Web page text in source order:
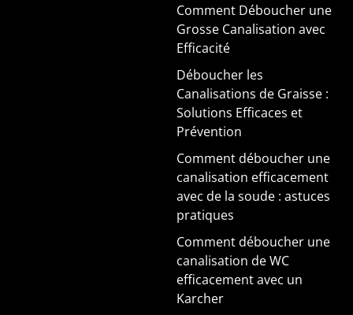
Comment Déboucher une
Grosse Canalisation avec
Efficacité
Déboucher les
Canalisations de Graisse :
Solutions Efficaces et
Prévention
Comment déboucher une
canalisation efficacement
avec de la soude : astuces
pratiques
Comment déboucher une
canalisation de WC
efficacement avec un
Karcher